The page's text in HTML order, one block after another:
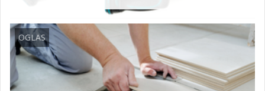
OGLAS